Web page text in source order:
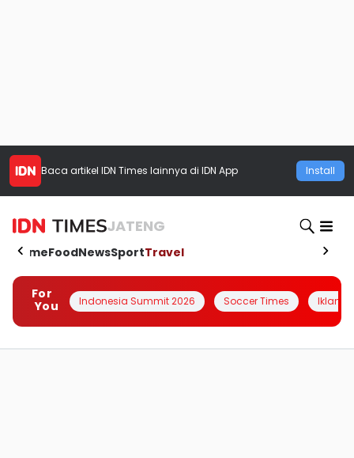
Baca artikel IDN Times lainnya di IDN App Install
JATENG
HomeFoodNewsSportTravel
For
You
Indonesia Summit 2026 Soccer Times Iklanin